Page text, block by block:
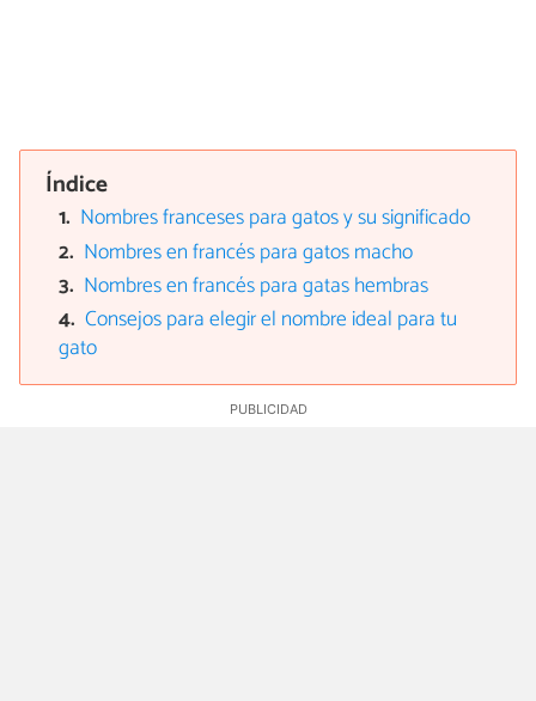
Índice
Nombres franceses para gatos y su significado
Nombres en francés para gatos macho
Nombres en francés para gatas hembras
Consejos para elegir el nombre ideal para tu
gato